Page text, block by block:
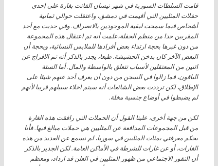
قامت السلطات السورية في شهر نيسان الفائت بغارة على إحدى
حفلات المثليين التي أقيمت في دمشق، واعتقلت حوالي ثمانية
أشخاص فيما سمحت لبقية الموجودين بالانصراف. وفي حديث مع أحد
المقربين جدا من منظم الحفلة،علمت أنه تم اعتقال هذه المجموعة
من دون غيرها بحجة ارتداء بعض أفرادها للملابس النسائية، وبحجة أن
البعض الآخر كان يدخن الحشيشة. طبعا، يجدر بالذكر أنه تم الافراج عن
اثنين من المعتقلين لأسباب تتعلق بالواسطة والمال. أما الستة
الباقون، فما زالوا في السجن من دون أن يعرف أحد عنهم شيئا على
الإطلاق، لكن ترددت بعض الشائعات أنه سيتم اخلاء سبيلهم قريبا لأنهم
لم يضبطوا في أوضاع جنسية مخلة.
لكن من جهة أخرى، علينا القول أن الحملات التي رافقت هذه الغارة
من قبل المجموعات المدافعة عن المثليين هي حملات مبالغ فيها. فأنا
بحكم معرفتي بمئات المثليين في سوريا، لم نسمع عن العديد من هذه
الغارات، أو عن غارات للشرطة في الأماكن العامة. لكن الجدير بالذكر
أن النفور الاجتماعي من ظهور المثليين في العلن قد ازداد، ومعظم